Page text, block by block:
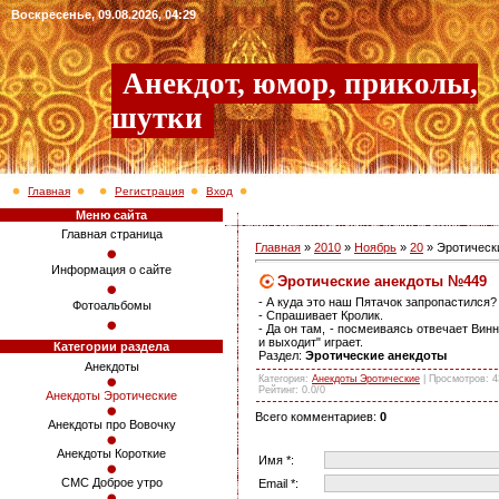
Воскресенье, 09.08.2026, 04:29
Анекдот, юмор, приколы,
шутки
Главная Регистрация Вход
Меню сайта
Главная страница
Информация о сайте
Фотоальбомы
Категории раздела
Анекдоты
Анекдоты Эротические
Анекдоты про Вовочку
Анекдоты Короткие
СМС Доброе утро
Главная » 2010 » Ноябрь » 20 »
Эротические анекдоты №449
- А куда это наш Пятачок запропастился?
- Спрашивает Кролик.
- Да он там, - посмеиваясь отвечает
и выходит" играет.
Раздел: Эротические анекдоты
Категория: Анекдоты Эротические Просмотров:
Рейтинг: 0.0/0
Всего комментариев: 0
Имя *:
Email *: